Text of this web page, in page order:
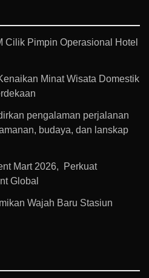
Cilik Pimpin Operasional Hotel
Minat Wisata Domestik
pengalaman perjalanan
budaya, dan lanskap
Mart 2026, Perkuat
Global
Wajah Baru Stasiun